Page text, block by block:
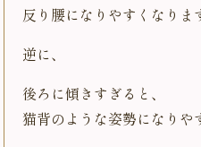
反り腰になりやすくなりま
逆に、
後ろに傾きすぎると、
猫背のような姿勢になりや